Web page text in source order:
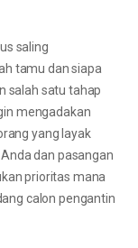
saling
tamu dan siapa
salah satu tahap
mengadakan
yang layak
dan pasangan
prioritas mana
calon pengantin